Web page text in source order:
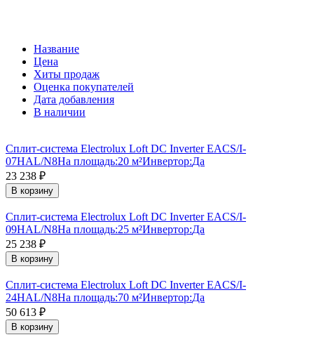
Название
Цена
Хиты продаж
Оценка покупателей
Дата добавления
В наличии
Сплит-система Electrolux Loft DC Inverter EACS/I-
07HAL/N8На площадь:20 м²Инвертор:Да
23 238 ₽
В корзину
Сплит-система Electrolux Loft DC Inverter EACS/I-
09HAL/N8На площадь:25 м²Инвертор:Да
25 238 ₽
В корзину
Сплит-система Electrolux Loft DC Inverter EACS/I-
24HAL/N8На площадь:70 м²Инвертор:Да
50 613 ₽
В корзину